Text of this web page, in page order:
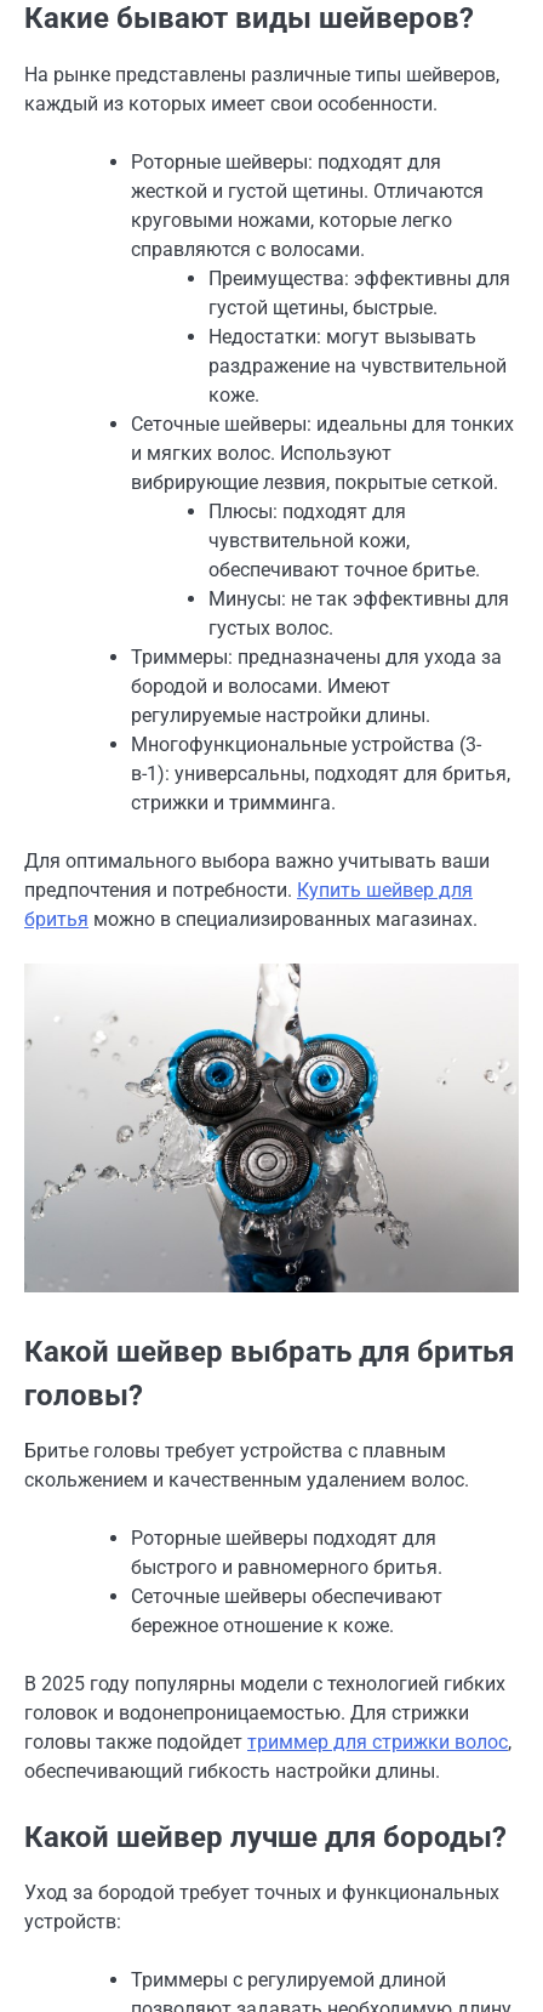
Какие бывают виды шейверов?
На рынке представлены различные типы шейверов,
каждый из которых имеет свои особенности.
Роторные шейверы: подходят для
жесткой и густой щетины. Отличаются
круговыми ножами, которые легко
справляются с волосами.
Преимущества: эффективны для
густой щетины, быстрые.
Недостатки: могут вызывать
раздражение на чувствительной
коже.
Сеточные шейверы: идеальны для тонких
и мягких волос. Используют
вибрирующие лезвия, покрытые сеткой.
Плюсы: подходят для
чувствительной кожи,
обеспечивают точное бритье.
Минусы: не так эффективны для
густых волос.
Триммеры: предназначены для ухода за
бородой и волосами. Имеют
регулируемые настройки длины.
Многофункциональные устройства (3-
в-1): универсальны, подходят для бритья,
стрижки и тримминга.
Для оптимального выбора важно учитывать ваши
предпочтения и потребности. Купить шейвер для
бритья можно в специализированных магазинах.
Какой шейвер выбрать для бритья
головы?
Бритье головы требует устройства с плавным
скольжением и качественным удалением волос.
Роторные шейверы подходят для
быстрого и равномерного бритья.
Сеточные шейверы обеспечивают
бережное отношение к коже.
В 2025 году популярны модели с технологией гибких
головок и водонепроницаемостью. Для стрижки
головы также подойдет триммер для стрижки волос,
обеспечивающий гибкость настройки длины.
Какой шейвер лучше для бороды?
Уход за бородой требует точных и функциональных
устройств:
Триммеры с регулируемой длиной